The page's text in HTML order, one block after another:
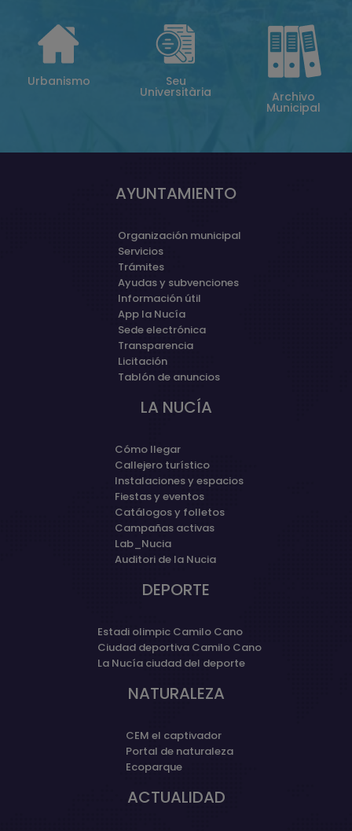
Urbanismo Seu
Universitària Archivo
Municipal
AYUNTAMIENTO
Organización municipal
Servicios
Trámites
Ayudas y subvenciones
Información útil
App la Nucía
Sede electrónica
Transparencia
Licitación
Tablón de anuncios
LA NUCÍA
Cómo llegar
Callejero turístico
Instalaciones y espacios
Fiestas y eventos
Catálogos y folletos
Campañas activas
Lab_Nucia
Auditori de la Nucia
DEPORTE
Estadi olimpic Camilo Cano
Ciudad deportiva Camilo Cano
La Nucía ciudad del deporte
NATURALEZA
CEM el captivador
Portal de naturaleza
Ecoparque
ACTUALIDAD